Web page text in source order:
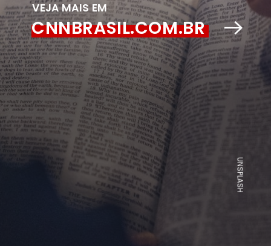
VEJA MAIS EM
CNNBRASIL.COM.BR
UNSPLASH